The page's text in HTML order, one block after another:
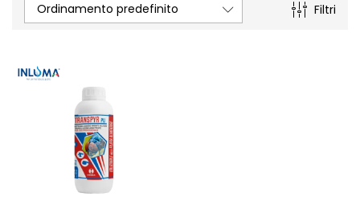
Filtri
Ordinamento predefinito